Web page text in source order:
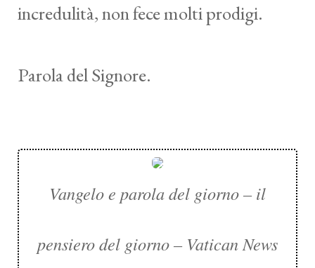
incredulità, non fece molti prodigi.
Parola del Signore.
Vangelo e parola del giorno – il
pensiero del giorno – Vatican News